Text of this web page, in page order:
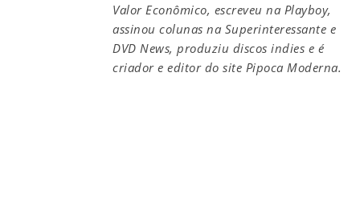
Valor Econômico, escreveu na Playboy,
assinou colunas na Superinteressante e
DVD News, produziu discos indies e é
criador e editor do site Pipoca Moderna.